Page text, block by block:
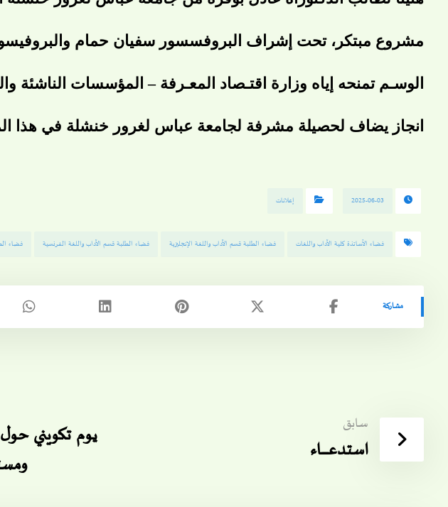
مشروع مبتكر ، تحت إشراف البروفسسور سفيان حمام
الوسـم تمنحه إياه وزارة اقتـصاد المعـرفة – المؤسسات
انجاز يضاف لحصيلة مشرفة لجامعة عباس لغرور خنشلة في هذا
2025-06-03 إعلانات
فضاء الأساتذة كلية الآداب واللغات فضاء الطلبة قسم الآداب واللغة الإنجليزية فضاء الطلبة قسم الآداب واللغة الفرنسية فضاء
سابق
استدعـــــــــاء
يوم تكويني